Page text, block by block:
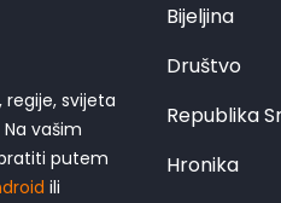
regije, svijeta
Na vašim
putem
ili
Bijeljina
Društvo
Republika
Hronika